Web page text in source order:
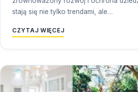
stają się nie tylko trendami, ale…
CZYTAJ WIĘCEJ